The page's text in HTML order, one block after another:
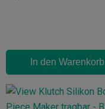
In den Warenkorb